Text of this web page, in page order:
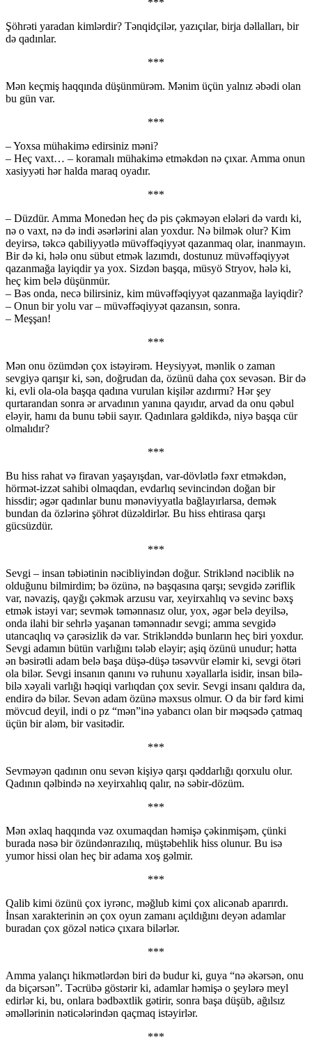
***
Şöhrəti yaradan kimlərdir? Tənqidçilər, yazıçılar, birja dəllalları, bir
də qadınlar.
***
Mən keçmiş haqqında düşünmürəm. Mənim üçün yalnız əbədi olan
bu gün var.
***
– Yoxsa mühakimə edirsiniz məni?
– Heç vaxt… – koramalı mühakimə etməkdən nə çıxar. Amma onun
xasiyyəti hər halda maraq oyadır.
***
– Düzdür. Amma Monedən heç də pis çəkməyən elələri də vardı ki,
nə o vaxt, nə də indi əsərlərini alan yoxdur. Nə bilmək olur? Kim
deyirsə, təkcə qabiliyyətlə müvəffəqiyyət qazanmaq olar, inanmayın.
Bir də ki, hələ onu sübut etmək lazımdı, dostunuz müvəffəqiyyət
qazanmağa layiqdir ya yox. Sizdən başqa, müsyö Stryov, hələ ki,
heç kim belə düşünmür.
– Bəs onda, necə bilirsiniz, kim müvəffəqiyyət qazanmağa layiqdir?
– Onun bir yolu var – müvəffəqiyyət qazansın, sonra.
– Meşşan!
***
Mən onu özümdən çox istəyirəm. Heysiyyət, mənlik o zaman
sevgiyə qarışır ki, sən, doğrudan da, özünü daha çox sevəsən. Bir də
ki, evli ola-ola başqa qadına vurulan kişilər azdırmı? Hər şey
qurtarandan sonra ər arvadının yanına qayıdır, arvad da onu qəbul
eləyir, hamı da bunu təbii sayır. Qadınlara gəldikdə, niyə başqa cür
olmalıdır?
***
Bu hiss rahat və firavan yaşayışdan, var-dövlətlə fəxr etməkdən,
hörmət-izzət sahibi olmaqdan, evdarlıq sevincindən doğan bir
hissdir; əgər qadınlar bunu mənəviyyatla bağlayırlarsa, demək
bundan da özlərinə şöhrət düzəldirlər. Bu hiss ehtirasa qarşı
gücsüzdür.
***
Sevgi – insan təbiətinin nəcibliyindən doğur. Striklənd nəciblik nə
olduğunu bilmirdim; bə özünə, nə başqasına qarşı; sevgidə zəriflik
var, nəvaziş, qayğı çəkmək arzusu var, xeyirxahlıq və sevinc bəxş
etmək istəyi var; sevmək təmənnasız olur, yox, əgər belə deyilsə,
onda ilahi bir sehrlə yaşanan təmənnadır sevgi; amma sevgidə
utancaqlıq və çarəsizlik də var. Striklənddə bunların heç biri yoxdur.
Sevgi adamın bütün varlığını tələb eləyir; aşiq özünü unudur; hətta
ən bəsirətli adam belə başa düşə-düşə təsəvvür eləmir ki, sevgi ötəri
ola bilər. Sevgi insanın qanını və ruhunu xəyallarla isidir, insan bilə-
bilə xəyali varlığı həqiqi varlıqdan çox sevir. Sevgi insanı qaldıra da,
endirə də bilər. Sevən adam özünə məxsus olmur. O da bir fərd kimi
mövcud deyil, indi o pz “mən”inə yabancı olan bir məqsədə çatmaq
üçün bir aləm, bir vasitədir.
***
Sevməyən qadının onu sevən kişiyə qarşı qəddarlığı qorxulu olur.
Qadının qəlbində nə xeyirxahlıq qalır, nə səbir-dözüm.
***
Mən əxlaq haqqında vəz oxumaqdan həmişə çəkinmişəm, çünki
burada nəsə bir özündənrazılıq, müştəbehlik hiss olunur. Bu isə
yumor hissi olan heç bir adama xoş gəlmir.
***
Qalib kimi özünü çox iyrənc, məğlub kimi çox alicənab aparırdı.
İnsan xarakterinin ən çox oyun zamanı açıldığını deyən adamlar
buradan çox gözəl nəticə çıxara bilərlər.
***
Amma yalançı hikmətlərdən biri də budur ki, guya “nə əkərsən, onu
da biçərsən”. Təcrübə göstərir ki, adamlar həmişə o şeylərə meyl
edirlər ki, bu, onlara bədbəxtlik gətirir, sonra başa düşüb, ağılsız
əməllərinin nəticələrindən qaçmaq istəyirlər.
***